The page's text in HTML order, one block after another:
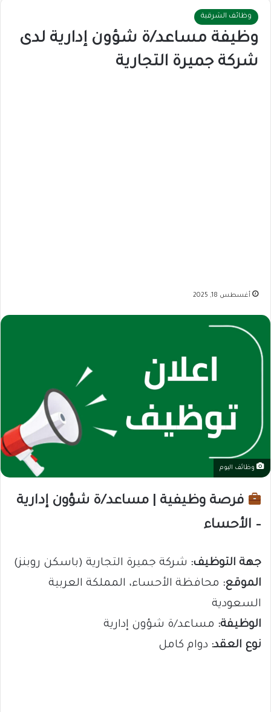
وظائف الشرقية
وظيفة مساعد/ة شؤون إدارية لدى
شركة جميرة التجارية
أغسطس 18, 2025
وظائف اليوم
فرصة وظيفية | مساعد/ة شؤون إدارية
– الأحساء
جهة التوظيف: شركة جميرة التجارية (باسكن روبنز)
الموقع: محافظة الأحساء، المملكة العربية
السعودية
الوظيفة: مساعد/ة شؤون إدارية
نوع العقد: دوام كامل